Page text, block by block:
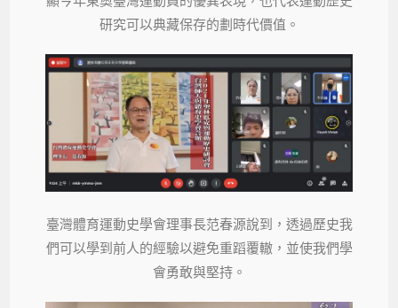
研究可以典藏保存的劃時代價值。
臺灣體育運動史學會理事長范春源說到，透過歷史我
們可以學到前人的經驗以避免重蹈覆轍，並使我們學
會勇敢與堅持。